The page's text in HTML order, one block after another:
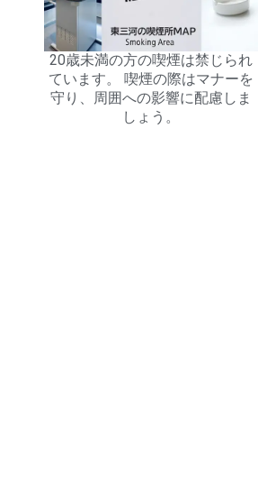
20歳未満の方の喫煙は禁じられ
ています。 喫煙の際はマナーを
守り、周囲への影響に配慮しま
しょう。